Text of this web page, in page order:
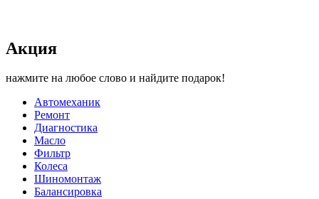
Акция
нажмите на любое слово и найдите подарок!
Автомеханик
Ремонт
Диагностика
Масло
Фильтр
Колеса
Шиномонтаж
Балансировка